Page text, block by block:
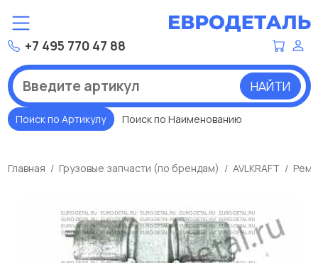
+7 495 770 47 88
НАЙТИ
Поиск по Артикулу Поиск по Наименованию
Главная Грузовые запчасти (по брендам) AVLKRAFT